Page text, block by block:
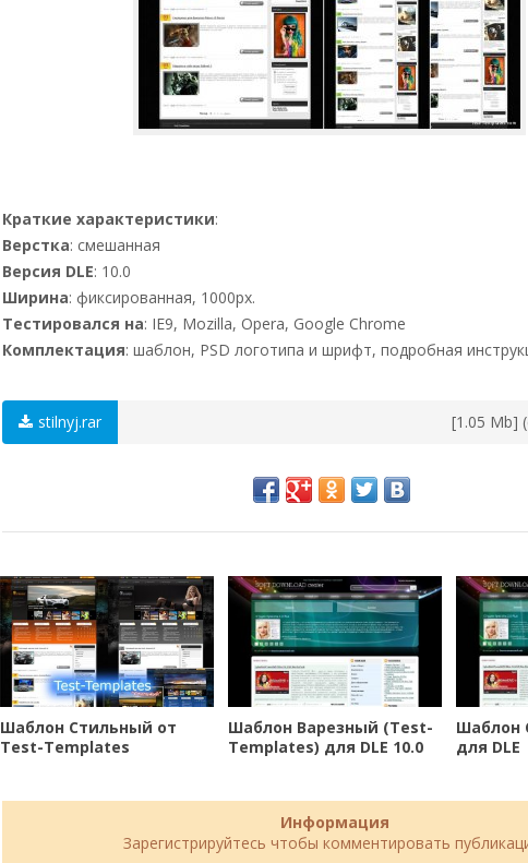
Краткие характеристики:
Верстка: смешанная
Версия DLE: 10.0
Ширина: фиксированная, 1000px.
Тестировался на: IE9, Mozilla, Opera, Google Chrome
Комплектация: шаблон, PSD логотипа и шрифт, подробная
stilnyj.rar [1.05 Mb]
Шаблон Стильный от
Test-Templates
Шаблон Варезный (Test-
Templates) для DLE 10.0
Шаблон
для DLE
Информация
Зарегистрируйтесь чтобы комментировать